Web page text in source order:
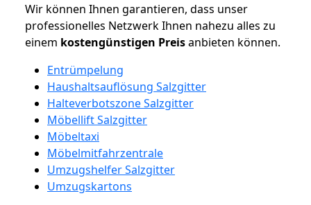
Wir können Ihnen garantieren, dass unser
professionelles Netzwerk Ihnen nahezu alles zu
einem kostengünstigen Preisanbieten können.
Entrümpelung
Haushaltsauflösung Salzgitter
Halteverbotszone Salzgitter
Möbellift Salzgitter
Möbeltaxi
Möbelmitfahrzentrale
Umzugshelfer Salzgitter
Umzugskartons